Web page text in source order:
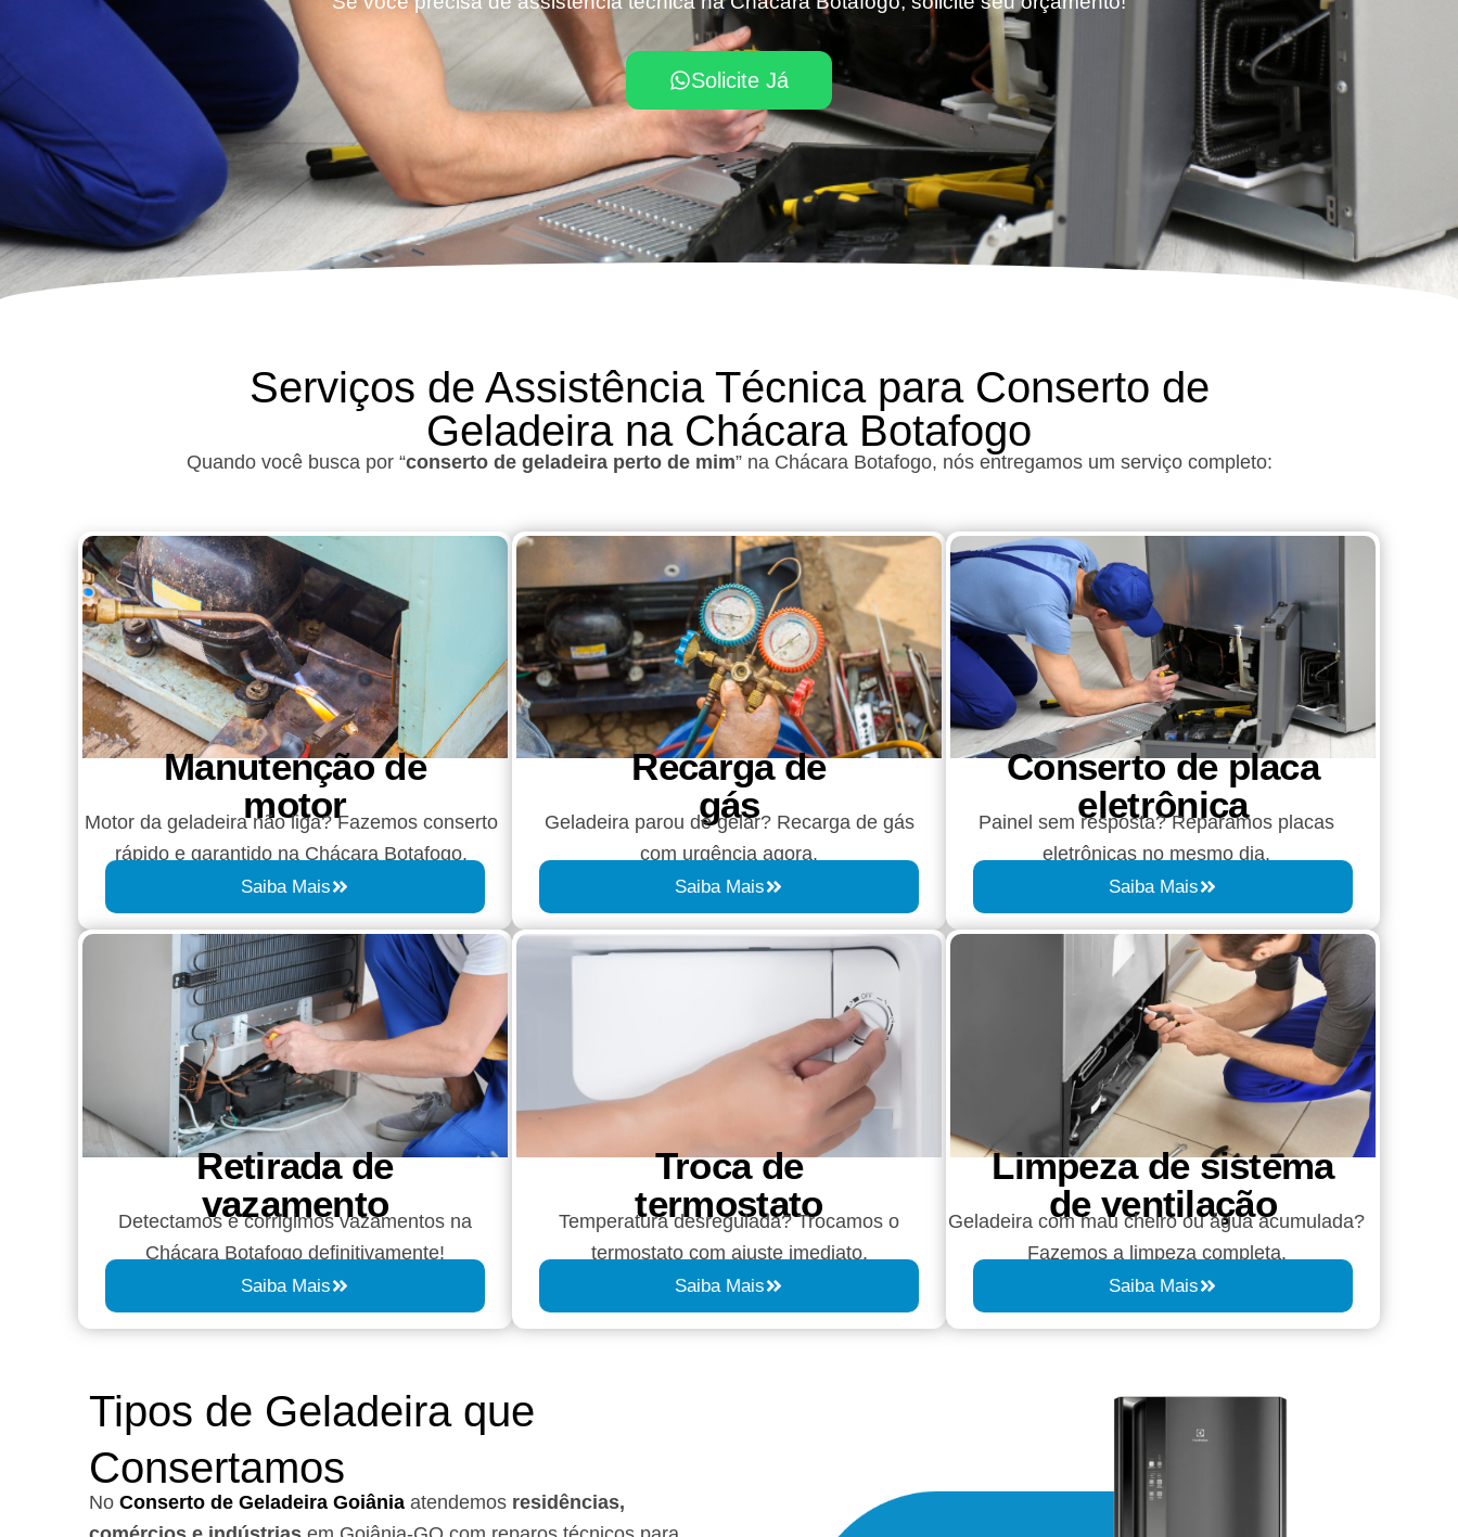
Solicite Já
Serviços de Assistência Técnica para Conserto de
Geladeira na Chácara Botafogo
Quando você busca por “conserto de geladeira perto de mim” na Chácara Botafogo, nós entregamos um serviço completo:
Manutenção de
motor
Motor da geladeira não liga? Fazemos conserto
rápido e garantido na Chácara Botafogo.
Saiba Mais
Recarga de
gás
Geladeira parou de gelar? Recarga de gás
com urgência agora.
Saiba Mais
Conserto de placa
eletrônica
Painel sem resposta? Reparamos placas
eletrônicas no mesmo dia.
Saiba Mais
Retirada de
vazamento​​
Detectamos e corrigimos vazamentos na
Chácara Botafogo definitivamente!
Saiba Mais
Troca de
termostato
Temperatura desregulada? Trocamos o
termostato com ajuste imediato.
Saiba Mais
Limpeza de sistema
de ventilação
Geladeira com mau cheiro ou água acumulada?
Fazemos a limpeza completa.
Saiba Mais
Tipos de Geladeira que
Consertamos
No Conserto de Geladeira Goiânia atendemos residências,